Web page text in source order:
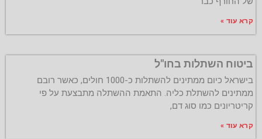
קרא עוד »
ביטוח השתלות בחו"ל
בישראל כיום ממתינים להשתלות כ-1000 חולים, כאשר רובם
ממתינים להשתלת כליה. התאמת ההשתלה מתבצעת על פי
קריטריונים כמו סוג דם,
קרא עוד »